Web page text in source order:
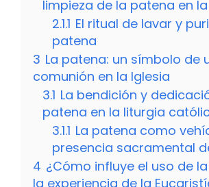
limpieza de la patena en
2.1.1 El ritual de lavar y
patena
3 La patena: un símbolo de
comunión en la Iglesia
3.1 La bendición y
patena en la liturgia
3.1.1 La patena como
presencia sacramental
4 ¿Cómo influye el uso de
la experiencia de la